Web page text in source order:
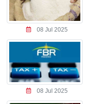
08 Jul 2025
08 Jul 2025